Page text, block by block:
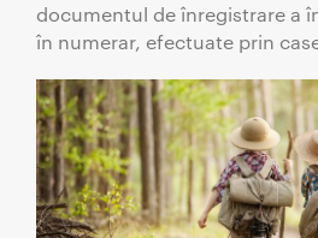
documentul de înregistrare a
în numerar, efectuate prin